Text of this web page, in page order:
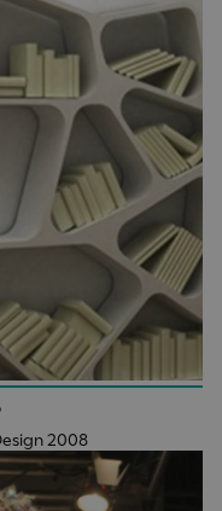
2008